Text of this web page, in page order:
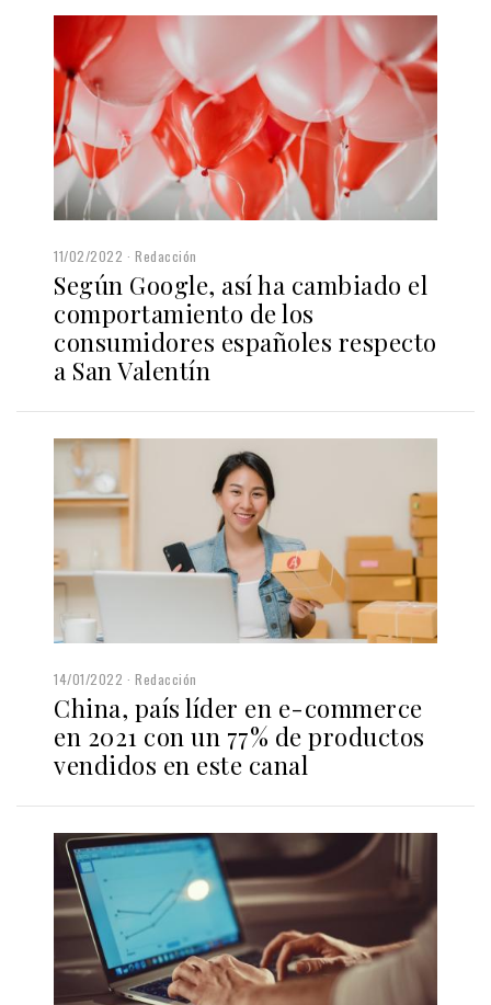
11/02/2022 Redacción
Según Google, así ha cambiado el
comportamiento de los
consumidores españoles respecto
a San Valentín
14/01/2022 Redacción
China, país líder en e-commerce
en 2021 con un 77% de productos
vendidos en este canal